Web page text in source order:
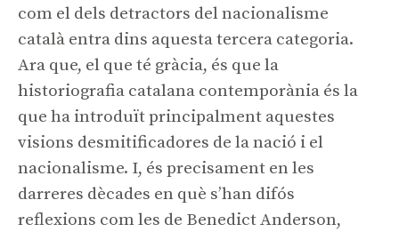
com el dels detractors del nacionalisme
català entra dins aquesta tercera categoria.
Ara que, el que té gràcia, és que la
historiografia catalana contemporània és la
que ha introduït principalment aquestes
visions desmitificadores de la nació i el
nacionalisme. I, és precisament en les
darreres dècades en què s’han difós
reflexions com les de Benedict Anderson,